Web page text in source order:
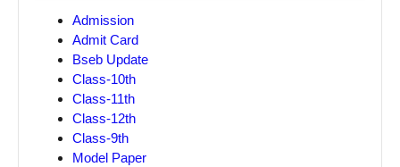
Admission
Admit Card
Bseb Update
Class-10th
Class-11th
Class-12th
Class-9th
Model Paper